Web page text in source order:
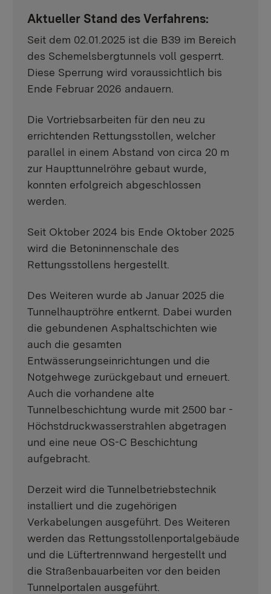
Aktueller Stand des Verfahrens:
Seit dem 02.01.2025 ist die B39 im Bereich
des Schemelsbergtunnels voll gesperrt.
Diese Sperrung wird voraussichtlich bis
Ende Februar 2026 andauern.
Die Vortriebsarbeiten für den neu zu
errichtenden Rettungsstollen, welcher
parallel in einem Abstand von circa 20 m
zur Haupttunnelröhre gebaut wurde,
konnten erfolgreich abgeschlossen
werden.
Seit Oktober 2024 bis Ende Oktober 2025
wird die Betoninnenschale des
Rettungsstollens hergestellt.
Des Weiteren wurde ab Januar 2025 die
Tunnelhauptröhre entkernt. Dabei wurden
die gebundenen Asphaltschichten wie
auch die gesamten
Entwässerungseinrichtungen und die
Notgehwege zurückgebaut und erneuert.
Auch die vorhandene alte
Tunnelbeschichtung wurde mit 2500 bar -
Höchstdruckwasserstrahlen abgetragen
und eine neue OS-C Beschichtung
aufgebracht.
Derzeit wird die Tunnelbetriebstechnik
installiert und die zugehörigen
Verkabelungen ausgeführt. Des Weiteren
werden das Rettungsstollenportalgebäude
und die Lüftertrennwand hergestellt und
die Straßenbauarbeiten vor den beiden
Tunnelportalen ausgeführt.